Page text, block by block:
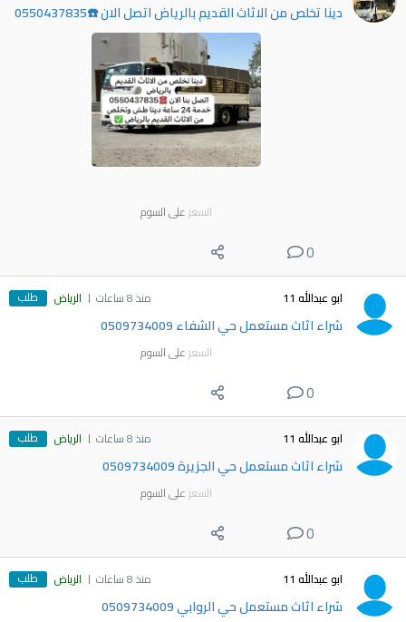
دينا تخلص من الاثاث القديم بالرياض اتصل الان ☎️0550437835
السعر على السوم
0
ابو عبدالله 11 منذ 8 ساعات الرياض طلب
شراء اثاث مستعمل حي الشفاء 0509734009
السعر على السوم
0
ابو عبدالله 11 منذ 8 ساعات الرياض طلب
شراء اثاث مستعمل حي الجزيرة 0509734009
السعر على السوم
0
ابو عبدالله 11 منذ 8 ساعات الرياض طلب
شراء اثاث مستعمل حي الروابي 0509734009